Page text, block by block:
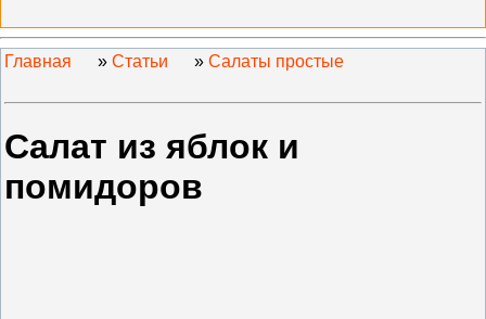
Главная » Статьи » Салаты простые
Салат из яблок и
помидоров